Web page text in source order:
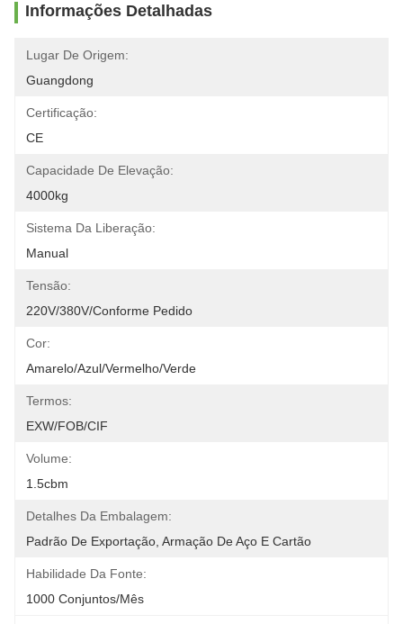
Informações Detalhadas
Lugar De Origem:
Guangdong
Certificação:
CE
Capacidade De Elevação:
4000kg
Sistema Da Liberação:
Manual
Tensão:
220V/380V/conforme Pedido
Cor:
Amarelo/Azul/Vermelho/Verde
Termos:
EXW/FOB/CIF
Volume:
1.5cbm
Detalhes Da Embalagem:
Padrão De Exportação, Armação De Aço E Cartão
Habilidade Da Fonte:
1000 Conjuntos/mês